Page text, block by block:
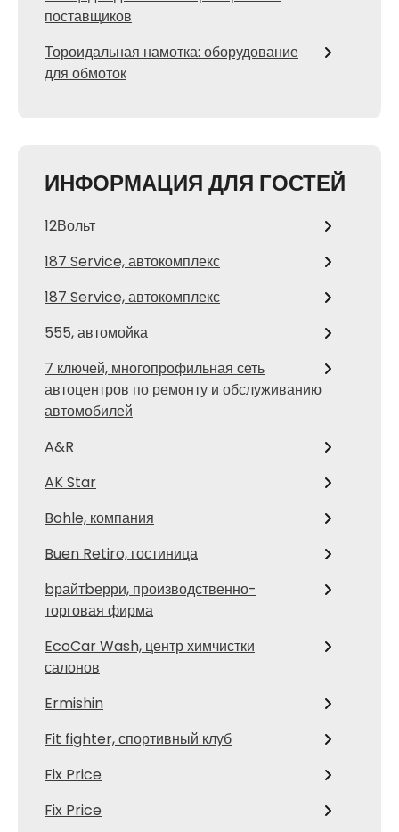
поставщиков
Тороидальная намотка: оборудование
для обмоток
ИНФОРМАЦИЯ ДЛЯ ГОСТЕЙ
12Вольт
187 Service, автокомплекс
187 Service, автокомплекс
555, автомойка
7 ключей, многопрофильная сеть
автоцентров по ремонту и обслуживанию
автомобилей
A&R
AK Star
Bohle, компания
Buen Retiro, гостиница
bрайтbерри, производственно-
торговая фирма
EcoCar Wash, центр химчистки
салонов
Ermishin
Fit fighter, спортивный клуб
Fix Price
Fix Price